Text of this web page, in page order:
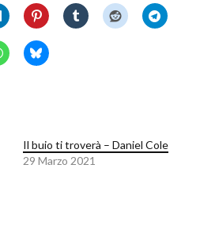
Il buio ti troverà – Daniel Cole
29 Marzo 2021